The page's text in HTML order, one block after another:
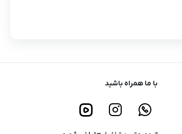
با ما همراه باشید